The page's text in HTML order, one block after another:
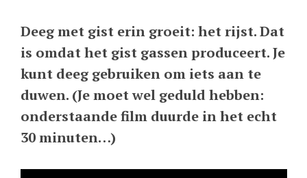
Deeg met gist erin groeit: het rijst. Dat
is omdat het gist gassen produceert. Je
kunt deeg gebruiken om iets aan te
duwen. (Je moet wel geduld hebben:
onderstaande film duurde in het echt
30 minuten…)